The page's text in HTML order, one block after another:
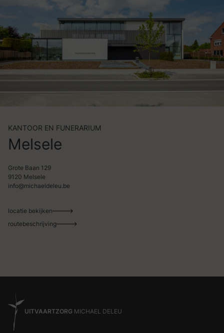
KANTOOR EN FUNERARIUM
Melsele
Grote Baan 129
9120 Melsele
info@michaeldeleu.be
locatie bekijken
routebeschrijving
UITVAARTZORG MICHAEL DELEU